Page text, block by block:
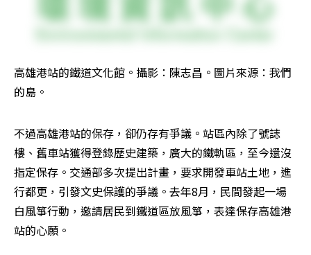
高雄港站的鐵道文化館。攝影：陳志昌。圖片來源：我們
的島。
不過高雄港站的保存，卻仍存有爭議。站區內除了號誌
樓、舊車站獲得登錄歷史建築，廣大的鐵軌區，至今還沒
指定保存。交通部多次提出計畫，要求開發車站土地，進
行都更，引發文史保護的爭議。去年8月，民間發起一場
白風箏行動，邀請居民到鐵道區放風箏，表達保存高雄港
站的心願。